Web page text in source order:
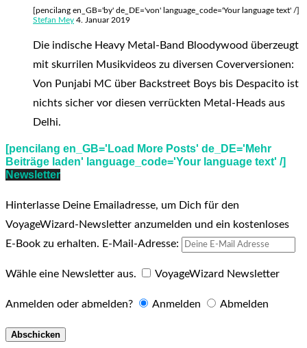
[pencilang en_GB='by' de_DE='von' language_code='Your language text' /]
Stefan Mey 4. Januar 2019
Die indische Heavy Metal-Band Bloodywood überzeugt
mit skurrilen Musikvideos zu diversen Coverversionen:
Von Punjabi MC über Backstreet Boys bis Despacito ist
nichts sicher vor diesen verrückten Metal-Heads aus
Delhi.
[pencilang en_GB='Load More Posts' de_DE='Mehr
Beiträge laden' language_code='Your language text' /]
Newsletter
Hinterlasse Deine Emailadresse, um Dich für den
VoyageWizard-Newsletter anzumelden und ein kostenloses
E-Book zu erhalten. E-Mail-Adresse:
Wähle eine Newsletter aus. VoyageWizard Newsletter
Anmelden oder abmelden? Anmelden Abmelden